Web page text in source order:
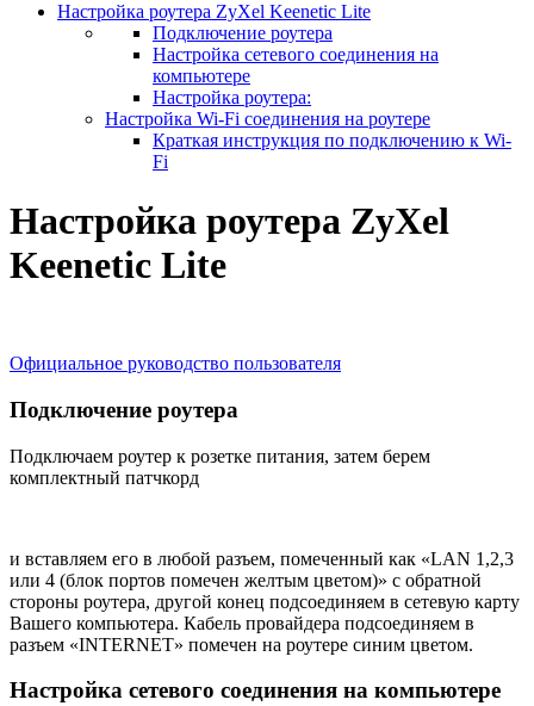
Настройка роутера ZyXel Keenetic Lite
Подключение роутера
Настройка сетевого соединения на
компьютере
Настройка роутера:
Настройка Wi-Fi соединения на роутере
Краткая инструкция по подключению к Wi-
Fi
Настройка роутера ZyXel
Keenetic Lite
Официальное руководство пользователя
Подключение роутера
Подключаем роутер к розетке питания, затем берем
комплектный патчкорд
и вставляем его в любой разъем, помеченный как «LAN 1,2,3
или 4 (блок портов помечен желтым цветом)» с обратной
стороны роутера, другой конец подсоединяем в сетевую карту
Вашего компьютера. Кабель провайдера подсоединяем в
разъем «INTERNET» помечен на роутере синим цветом.
Настройка сетевого соединения на компьютере